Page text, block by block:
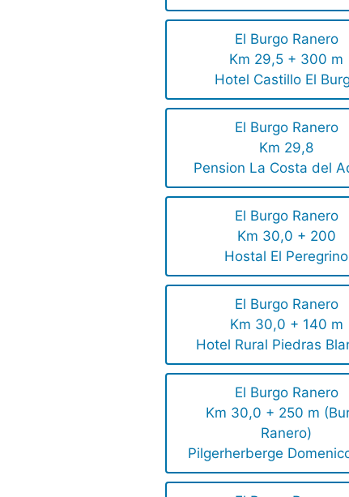
El Burgo Ranero
Km 29,5 + 300 m
Hotel Castillo El
El Burgo Ranero
Km 29,8
Pension La Costa del
El Burgo Ranero
Km 30,0 + 200
Hostal El Peregrino
El Burgo Ranero
Km 30,0 + 140 m
Hotel Rural Piedras
El Burgo Ranero
Km 30,0 + 250 m
Ranero)
Pilgerherberge